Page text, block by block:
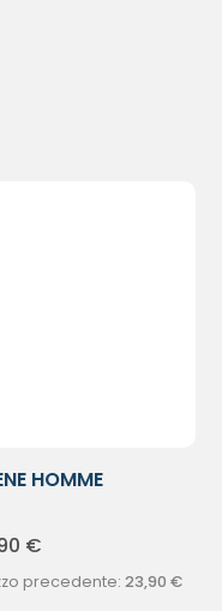
HOMME
€
precedente: 23,90 €